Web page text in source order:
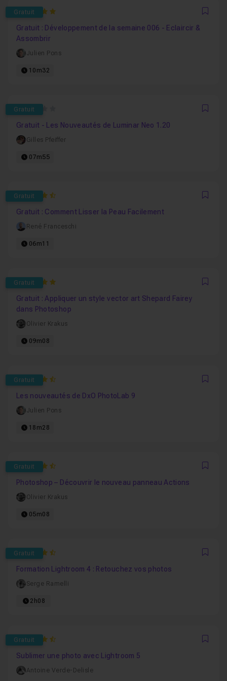
Gratuit
5
Gratuit : Développement de la semaine 006 - Eclaircir &
Assombrir
Julien Pons
10m32
Gratuit
0
Gratuit - Les Nouveautés de Luminar Neo 1.20
Gilles Pfeiffer
07m55
Gratuit
4.8461538461538
Gratuit : Comment Lisser la Peau Facilement
René Franceschi
06m11
Gratuit
5
Gratuit : Appliquer un style vector art Shepard Fairey
dans Photoshop
Olivier Krakus
09m08
Gratuit
4.7692307692308
Les nouveautés de DxO PhotoLab 9
Julien Pons
18m28
Gratuit
4.75
Photoshop – Découvrir le nouveau panneau Actions
Olivier Krakus
05m08
Gratuit
4.6363636363636
Formation Lightroom 4 : Retouchez vos photos
Serge Ramelli
2h08
Gratuit
4.3214285714286
Sublimer une photo avec Lightroom 5
Antoine Verde-Delisle